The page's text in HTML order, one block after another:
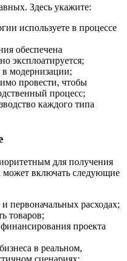
Здесь укажите:
используете в процессе
обеспечена
эксплоатируется;
в модернизации;
провести, чтобы
процесс;
каждого типа
для получения
может включать следующие
первоначальных расходах;
товаров;
проекта
в реальном,